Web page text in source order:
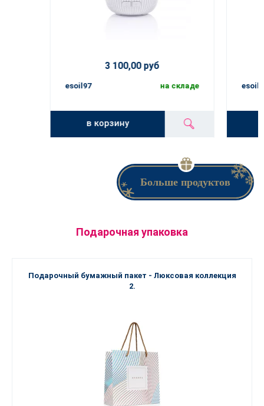
3 100,00 руб
esoil97 на складе
в корзину
Больше продуктов
Подарочная упаковка
Подарочный бумажный пакет - Люксовая коллекция
2.